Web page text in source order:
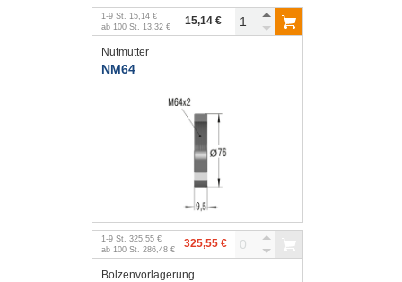
1 -9 St. 15,14 €
ab 100 St. 13,32 € 15,14 €
Nutmutter
NM64
1 -9 St. 325,55 €
ab 100 St. 286,48 € 325,55 €
Bolzenvorlagerung